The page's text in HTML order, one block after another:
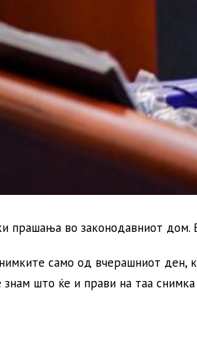
прашања во законодавниот дом.
само од вчерашниот ден,
знам што ќе и прави на таа